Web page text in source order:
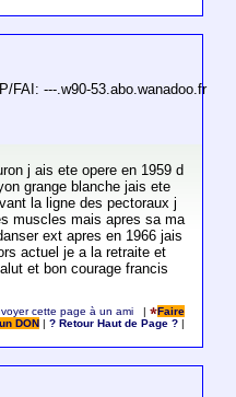
FAI: ---.w90-53.abo.wanadoo.fr
j ais ete opere en 1959 d
grange blanche jais ete
la ligne des pectoraux j
muscles mais apres sa ma
ext apres en 1966 jais
actuel je a la retraite et
et bon courage francis
cette page à un ami |
Faire
un DON
|? Retour Haut de Page ?